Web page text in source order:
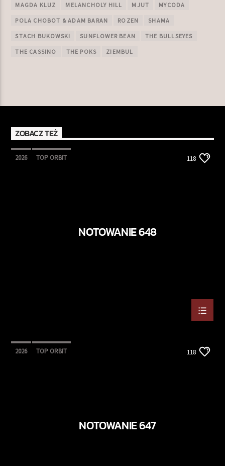
MAGDA KLUZ MELANCHOLY HILL MJUT MYCODA
POLA CHOBOT & ADAM BARAN ROZEN SHAMA
STACH BUKOWSKI SUNFLOWER BEAN THE BULLSEYES
THE CASSINO THE POKS ZIEMBUL
ZOBACZ TEŻ
2026 TOP ORBIT 118
NOTOWANIE 648
2026 TOP ORBIT 118
NOTOWANIE 647